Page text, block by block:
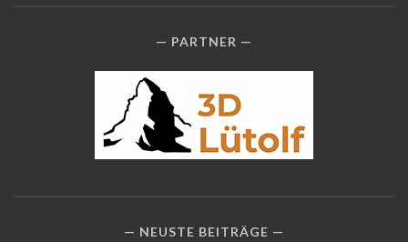
PARTNER
NEUSTE BEITRÄGE